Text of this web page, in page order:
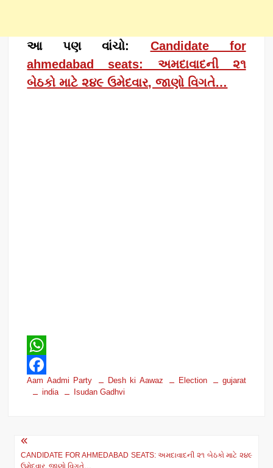
આ પણ વાંચો: Candidate for
ahmedabad seats: અમદાવાદની ૨૧
બેઠકો માટે ૨૪૯ ઉમેદવાર, જાણો વિગતે…
W
h
s
A
F
e
b
Aam Aadmi Party Desh ki Aawaz Election
gujarat
india
Isudan Gadhvi
Post
CANDIDATE FOR AHMEDABAD SEATS: અમદાવાદની ૨૧ બેઠકો માટે ૨૪૯
ઉમેદવાર, જાણો વિગતે…